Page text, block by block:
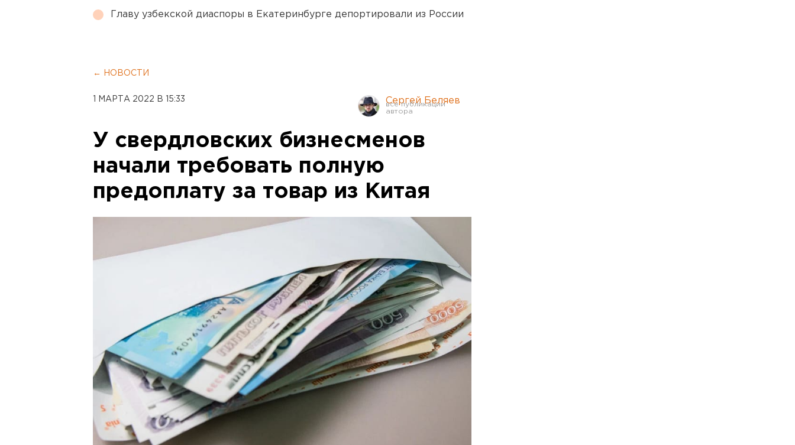
Главу узбекской диаспоры в Екатеринбурге депортировали из России
← НОВОСТИ
1 МАРТА 2022 В 15:33 Сергей Беляев
У свердловских бизнесменов
начали требовать полную
предоплату за товар из Китая